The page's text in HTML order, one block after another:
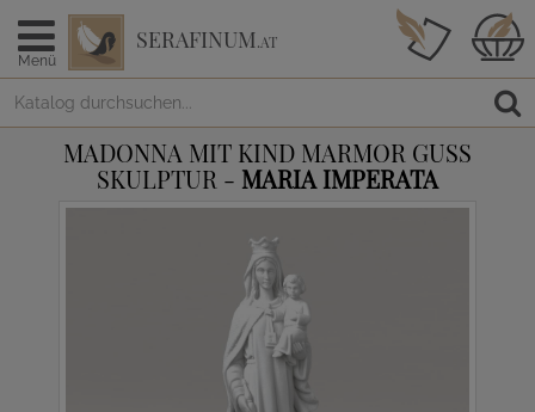
Menü
SERAFINUM.AT
MADONNA MIT KIND MARMOR GUSS
SKULPTUR - MARIA IMPERATA